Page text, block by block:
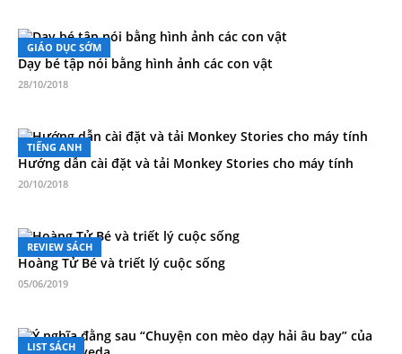
GIÁO DỤC SỚM
Dạy bé tập nói bằng hình ảnh các con vật
28/10/2018
TIẾNG ANH
Hướng dẫn cài đặt và tải Monkey Stories cho máy tính
20/10/2018
REVIEW SÁCH
Hoàng Tử Bé và triết lý cuộc sống
05/06/2019
LIST SÁCH